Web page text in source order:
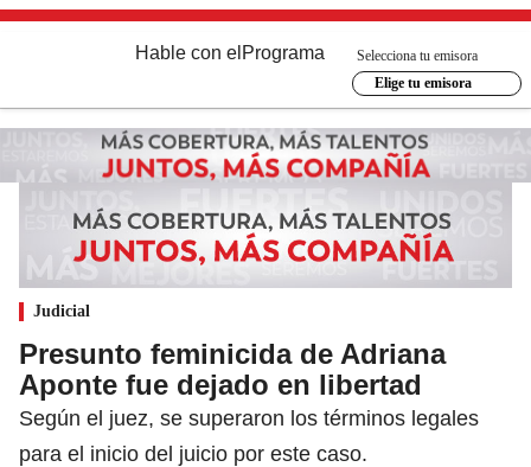
Hable con el Programa
Selecciona tu emisora
Elige tu emisora
Judicial
Presunto feminicida de Adriana
Aponte fue dejado en libertad
Según el juez, se superaron los términos legales
para el inicio del juicio por este caso.